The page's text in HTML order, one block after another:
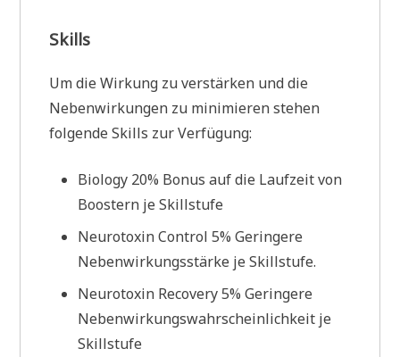
Skills
Um die Wirkung zu verstärken und die
Nebenwirkungen zu minimieren stehen
folgende Skills zur Verfügung:
Biology 20% Bonus auf die Laufzeit von
Boostern je Skillstufe
Neurotoxin Control 5% Geringere
Nebenwirkungsstärke je Skillstufe.
Neurotoxin Recovery 5% Geringere
Nebenwirkungswahrscheinlichkeit je
Skillstufe